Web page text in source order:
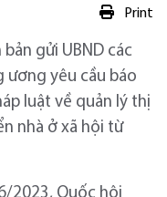
Print
gửi UBND các
ương yêu cầu báo
luật về quản lý thị
nhà ở xã hội từ